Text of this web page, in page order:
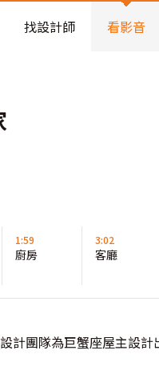
老屋預算分配與高 CP
找設計師 看影音
1:59
廚房
3:02
客廳
計團隊為巨蟹座屋主設計